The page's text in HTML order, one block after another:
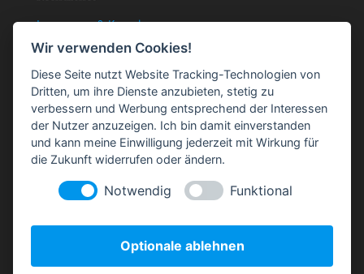
Impressum & Kontakt
Datenschutzerklärung
Cookie-Einstellungen ändern
AGB
Wir verwenden Cookies!
Diese Seite nutzt Website Tracking-Technologien von
Dritten, um ihre Dienste anzubieten, stetig zu
verbessern und Werbung entsprechend der Interessen
der Nutzer anzuzeigen. Ich bin damit einverstanden
und kann meine Einwilligung jederzeit mit Wirkung für
die Zukunft widerrufen oder ändern.
Notwendig Funktional
Optionale ablehnen